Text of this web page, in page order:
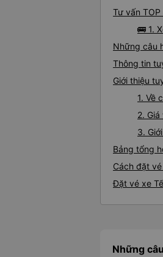
Tư vấn
🚌 1.
Những câu
Thông tin
Giới thiệu
1. Về
2. Giá
3.
Bảng tổng
Cách đặt
Đặt vé xe
Những